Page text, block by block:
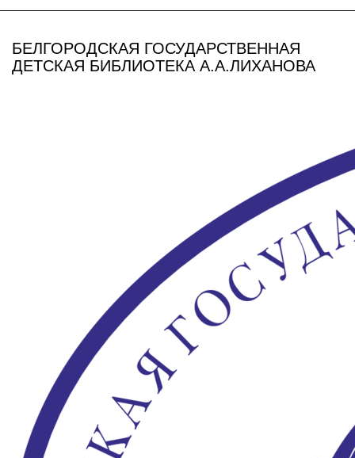
БЕЛГОРОДСКАЯ ГОСУДАРСТВЕННАЯ
ДЕТСКАЯ БИБЛИОТЕКА А.А.ЛИХАНОВА